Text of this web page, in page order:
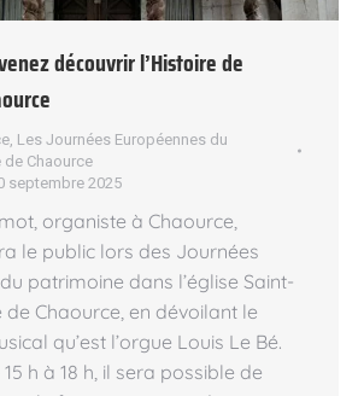
découvrir l’Histoire de
Les Journées Européennes du
de Chaource
septembre 2025
organiste à Chaource,
le public lors des Journées
patrimoine dans l’église Saint-
Chaource, en dévoilant le
qu’est l’orgue Louis Le Bé.
h à 18 h, il sera possible de